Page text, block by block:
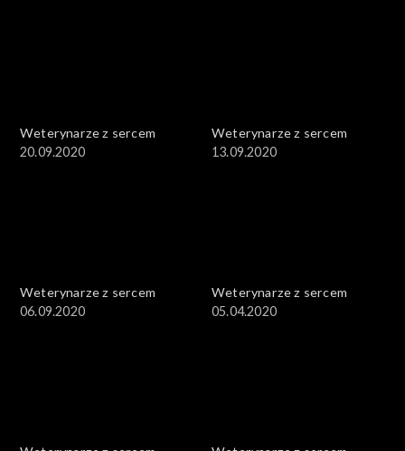
Weterynarze z sercem
20.09.2020
Weterynarze z sercem
13.09.2020
Weterynarze z sercem
06.09.2020
Weterynarze z sercem
05.04.2020